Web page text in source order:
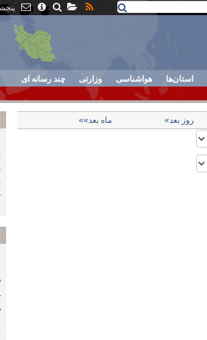
پنجشنبه ۱۵
استان‌ها هواشناسی وزارتی چند رسانه ای
روز بعد» ماه بعد»»